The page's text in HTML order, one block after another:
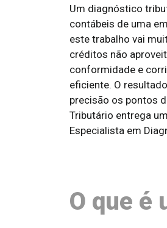
Um diagnóstico
contábeis de uma
este trabalho vai
créditos não
conformidade e
eficiente. O
precisão os pontos
Tributário entrega
Especialista em
O que é